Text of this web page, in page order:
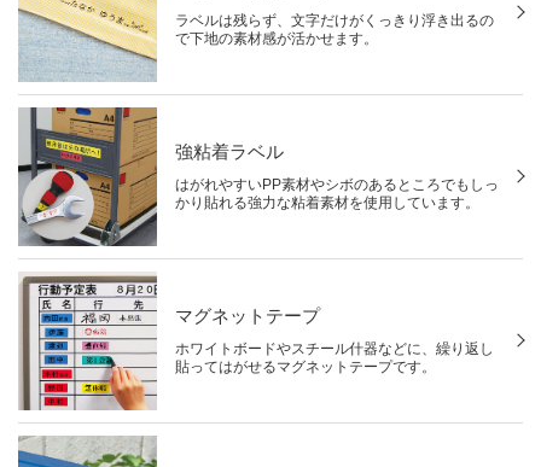
ラベルは残らず、文字だけがくっきり浮き出るの
で下地の素材感が活かせます。
強粘着ラベル
はがれやすいPP素材やシボのあるところでもしっ
かり貼れる強力な粘着素材を使用しています。
マグネットテープ
ホワイトボードやスチール什器などに、繰り返し
貼ってはがせるマグネットテープです。